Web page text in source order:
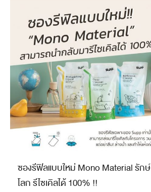
ซองรีฟิลแบบใหม่ Mono Material รักษ์
โลก รีไซเคิลได้ 100% !!